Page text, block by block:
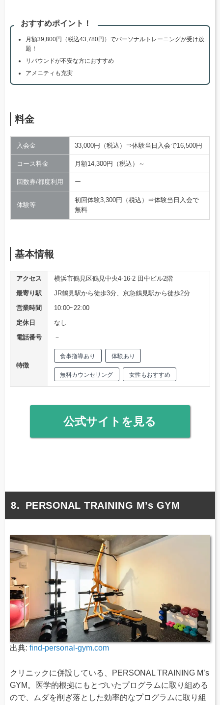
おすすめポイント！
月額39,800円（税込43,780円）でパーソナルトレーニングが受け放
題！
リバウンドが不安な方におすすめ
アメニティも充実
料金
入会金 33,000円（税込）⇒体験当日入会で16,500円
コース料金 月額14,300円（税込）～
回数券/都度利用 ー
体験等
初回体験3,300円（税込）⇒体験当日入会で
無料
基本情報
アクセス
横浜市鶴見区鶴見中央4-16-2 田中ビル2階
最寄り駅
JR鶴見駅から徒歩3分、京急鶴見駅から徒歩2分
営業時間
10:00~22:00
定休日
なし
電話番号
－
特徴
食事指導あり 体験あり
無料カウンセリング 女性もおすすめ
公式サイトを見る
PERSONAL TRAINING M’s GYM
出典: find-personal-gym.com
クリニックに併設している、PERSONAL TRAINING M’s
GYM。医学的根拠にもとづいたプログラムに取り組める
ので、ムダを削ぎ落とした効率的なプログラムに取り組